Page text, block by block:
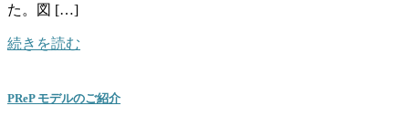
た。図 […]
続きを読む
PReP モデルのご紹介